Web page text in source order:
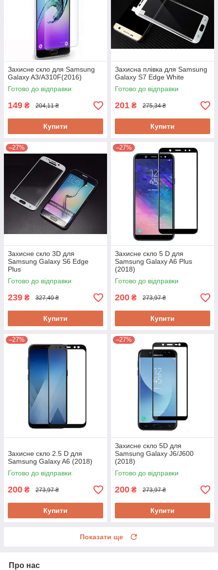
Захисне скло для Samsung
Galaxy A3/A310F(2016)
Готово до відправки
149 ₴ 204,11 ₴
Купити
Захисна плівка для Samsung
Galaxy S7 Edge White
Готово до відправки
201 ₴ 275,34 ₴
Купити
–27%
Захисне скло 3D для
Samsung Galaxy S6 Edge
Plus
Готово до відправки
239 ₴ 327,40 ₴
Купити
–27%
Захисне скло 5 D для
Samsung Galaxy A6 Plus
(2018)
Готово до відправки
200 ₴ 273,97 ₴
Купити
–27%
Захисне скло 2.5 D для
Samsung Galaxy A6 (2018)
Готово до відправки
200 ₴ 273,97 ₴
Купити
–27%
Захисне скло 5D для
Samsung Galaxy J6/J600
(2018)
Готово до відправки
200 ₴ 273,97 ₴
Купити
Показати ще
Про нас